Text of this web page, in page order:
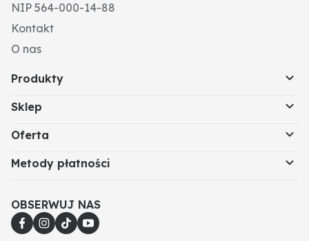
NIP 564-000-14-88
Kontakt
O nas
Produkty
Sklep
Oferta
Metody płatności
OBSERWUJ NAS